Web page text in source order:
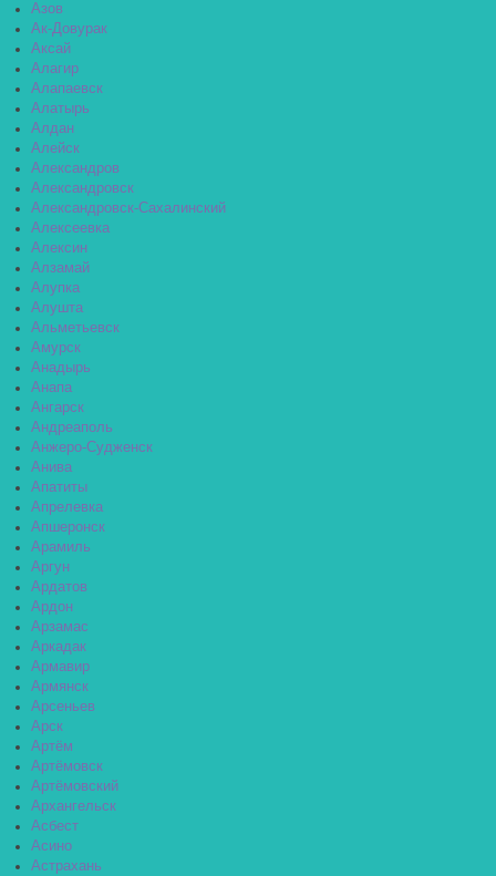
Азов
Ак-Довурак
Аксай
Алагир
Алапаевск
Алатырь
Алдан
Алейск
Александров
Александровск
Александровск-Сахалинский
Алексеевка
Алексин
Алзамай
Алупка
Алушта
Альметьевск
Амурск
Анадырь
Анапа
Ангарск
Андреаполь
Анжеро-Судженск
Анива
Апатиты
Апрелевка
Апшеронск
Арамиль
Аргун
Ардатов
Ардон
Арзамас
Аркадак
Армавир
Армянск
Арсеньев
Арск
Артём
Артёмовск
Артёмовский
Архангельск
Асбест
Асино
Астрахань